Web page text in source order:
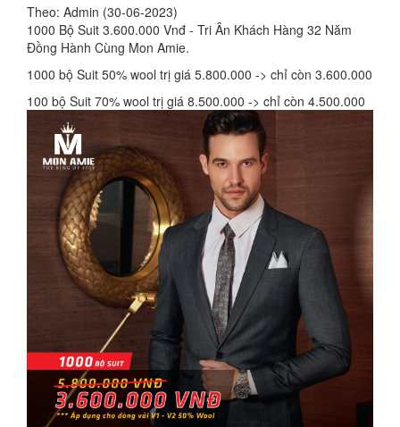
Theo: Admin (30-06-2023)
1000 Bộ Suit 3.600.000 Vnđ - Tri Ân Khách Hàng 32 Năm
Đồng Hành Cùng Mon Amie.
1000 bộ Suit 50% wool trị giá 5.800.000 -> chỉ còn 3.600.000
100 bộ Suit 70% wool trị giá 8.500.000 -> chỉ còn 4.500.000